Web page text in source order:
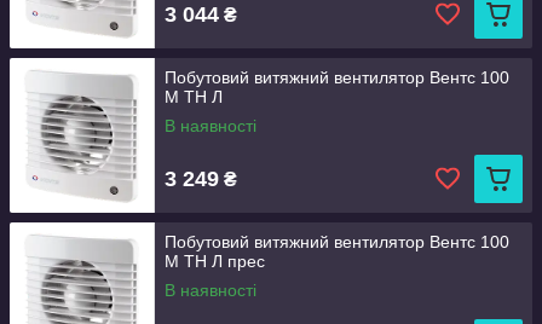
3 044 ₴
Побутовий витяжний вентилятор Вентс 100
М ТН Л
В наявності
3 249 ₴
Побутовий витяжний вентилятор Вентс 100
М ТН Л прес
В наявності